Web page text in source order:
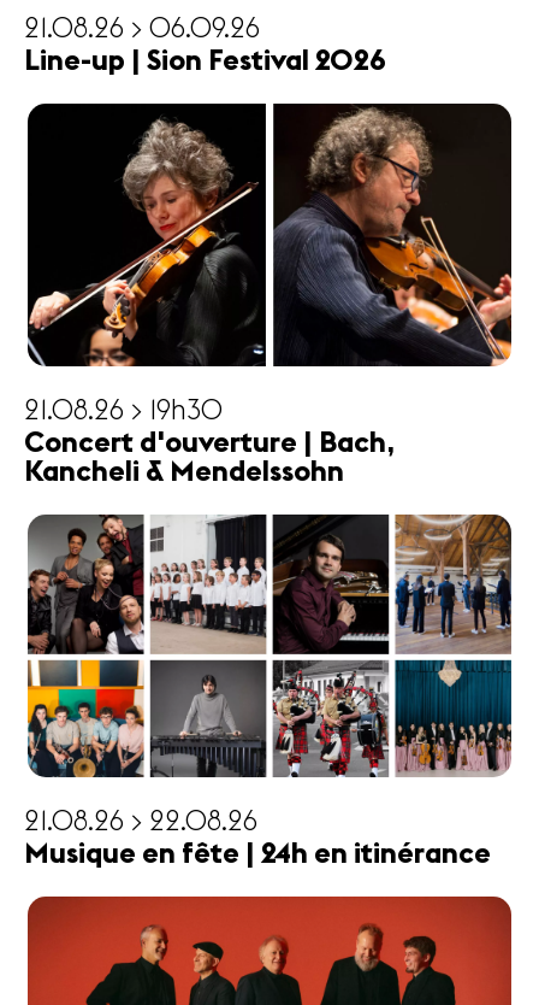
21.08.26 > 06.09.26
Line-up | Sion Festival 2026
21.08.26 > 19h30
Concert d'ouverture | Bach,
Kancheli & Mendelssohn
21.08.26 > 22.08.26
Musique en fête | 24h en itinérance